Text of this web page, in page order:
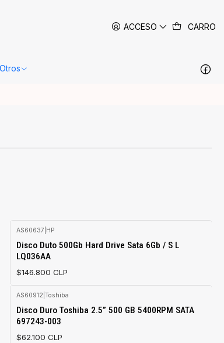
ACCESO CARRO
Otros
48 horas hábiles en Santiago.
AS60637 HP
Disco Duto 500Gb Hard Drive Sata 6Gb / S L
LQ036AA
$146.800 CLP
AS60912 Toshiba
Disco Duro Toshiba 2.5” 500 GB 5400RPM SATA
697243-003
$62.100 CLP